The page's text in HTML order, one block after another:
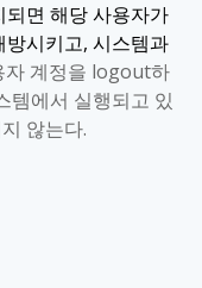
면 해당 사용자가
방시키고, 시스템과
계정을 logout하
템에서 실행되고 있
않는다.